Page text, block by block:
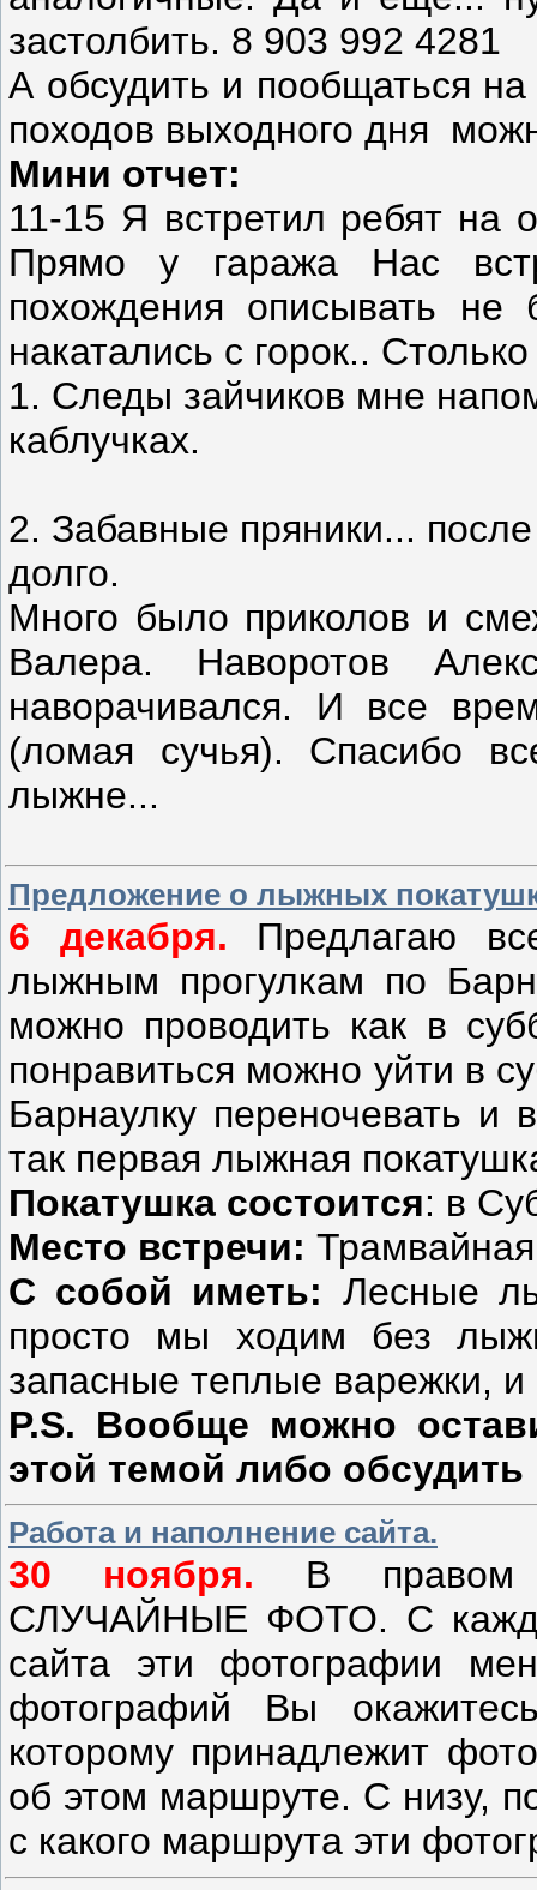
застолбить. 8 903 992 4281
А обсудить и пообщаться
походов выходного дня
Мини отчет:
11-15 Я встретил ребят на
Прямо у гаража Нас
похождения описывать
накатались с горок..
1. Следы зайчиков мне
каблучках.
2. Забавные пряники...
долго.
Много было приколов и
Валера. Наворотов
наворачивался. И все
(ломая сучья). Спасибо
лыжне...
Предложение о лыжных
6 декабря. Предлагаю
лыжным прогулкам по
можно проводить как в
понравиться можно уйти в
Барнаулку переночевать и
так первая лыжная
Покатушка состоится: в
Место встречи:
С собой иметь: Лесные
просто мы ходим без
запасные теплые варежки, и
P.S. Вообще можно
этой темой либо
Работа и наполнение сайта.
30 ноября. В правом
СЛУЧАЙНЫЕ ФОТО. С
сайта эти фотографии
фотографий Вы
которому принадлежит
об этом маршруте. С низу,
с какого маршрута эти